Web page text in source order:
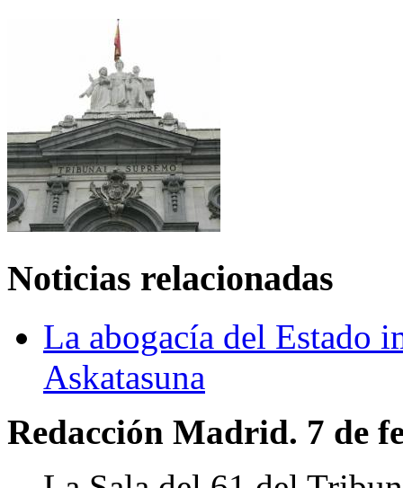
Noticias relacionadas
La abogacía del Estado
Askatasuna
Redacción Madrid. 7 de